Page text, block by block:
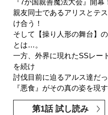
『7か国親善魔法大会』開幕
親友同士であるアリスとテ
け合う！
そして【操り人形の舞台】
とは…。
一方、外界に現れたSSレー
を続け
討伐目前に迫るアルス達だっ
『悪食』がその真の姿を
第1話 試し読み